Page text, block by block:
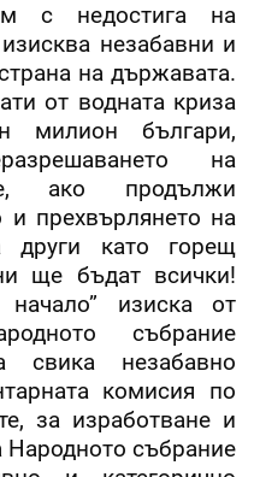
с недостига на
незабавни и
на държавата.
от водната криза
милион българи,
на
ако продължи
и прехвърлянето на
като горещ
ще бъдат всички!
изиска от
събрание
свика незабавно
комисия по
за изработване и
събрание